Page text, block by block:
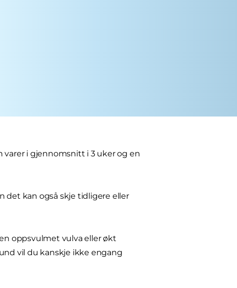
i gjennomsnitt i 3 uker og en
det kan også skje tidligere eller
oppsvulmet vulva eller økt
vil du kanskje ikke engang